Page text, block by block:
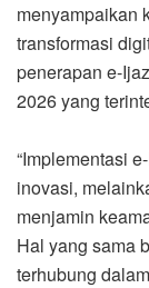
menyampaikan
transformasi
penerapan e-
2026 yang
“Implementasi
inovasi,
menjamin
Hal yang sama
terhubung